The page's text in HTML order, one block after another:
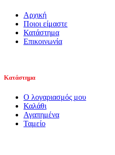
Αρχική
Ποιοι είμαστε
Κατάστημα
Επικοινωνία
Κατάστημα
Ο λογαριασμός μου
Καλάθι
Αγαπημένα
Ταμείο